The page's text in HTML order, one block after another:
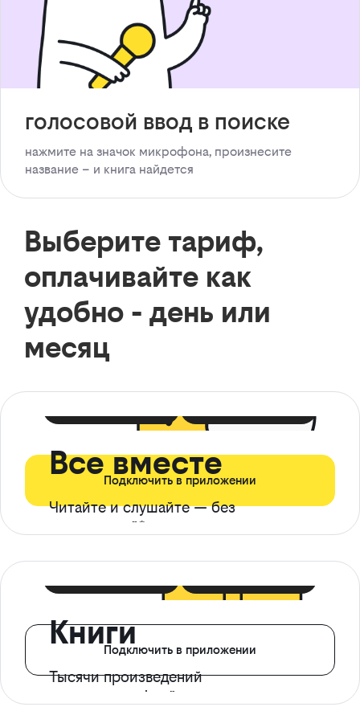
голосовой ввод в поиске
нажмите на значок микрофона, произнесите
название – и книга найдется
Выберите тариф,
оплачивайте как
удобно - день или
месяц
Все вместе
Читайте и слушайте — без
ограничений*
Подключить в приложении
Книги
Тысячи произведений
с доступом офлайн
Подключить в приложении